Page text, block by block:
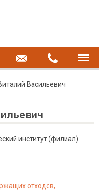
Васильевич
институт (филиал)
отходов,